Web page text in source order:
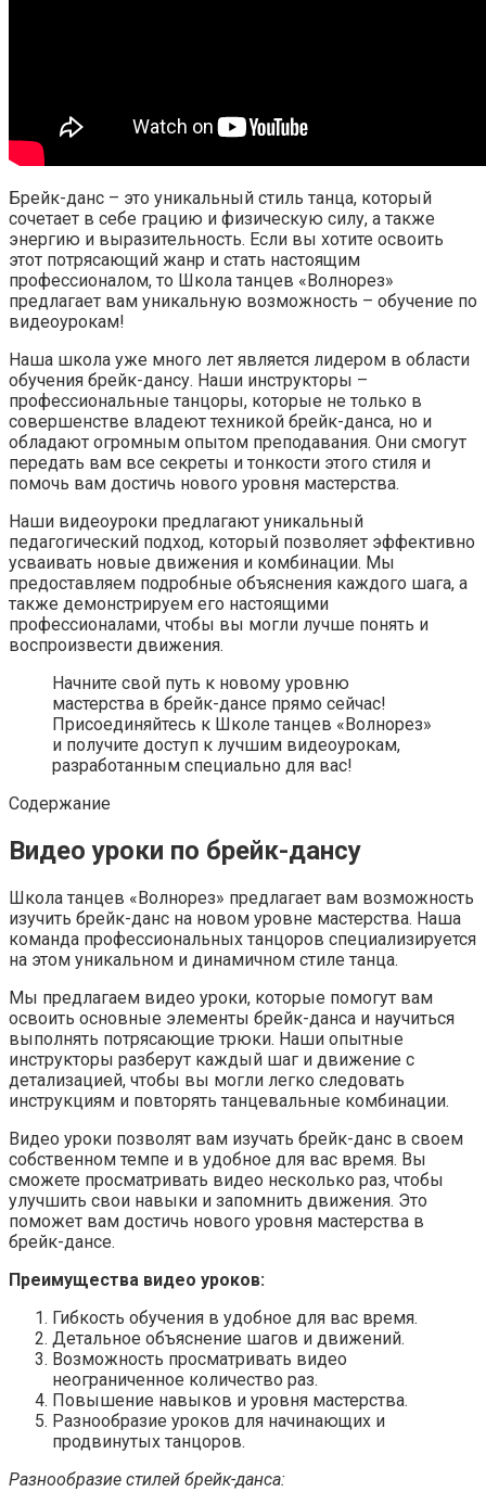
Брейк-данс – это уникальный стиль танца, который
сочетает в себе грацию и физическую силу, а также
энергию и выразительность. Если вы хотите освоить
этот потрясающий жанр и стать настоящим
профессионалом, то Школа танцев «Волнорез»
предлагает вам уникальную возможность – обучение по
видеоурокам!
Наша школа уже много лет является лидером в области
обучения брейк-дансу. Наши инструкторы –
профессиональные танцоры, которые не только в
совершенстве владеют техникой брейк-данса, но и
обладают огромным опытом преподавания. Они смогут
передать вам все секреты и тонкости этого стиля и
помочь вам достичь нового уровня мастерства.
Наши видеоуроки предлагают уникальный
педагогический подход, который позволяет эффективно
усваивать новые движения и комбинации. Мы
предоставляем подробные объяснения каждого шага, а
также демонстрируем его настоящими
профессионалами, чтобы вы могли лучше понять и
воспроизвести движения.
Начните свой путь к новому уровню
мастерства в брейк-дансе прямо сейчас!
Присоединяйтесь к Школе танцев «Волнорез»
и получите доступ к лучшим видеоурокам,
разработанным специально для вас!
Содержание
Видео уроки по брейк-дансу
Школа танцев «Волнорез» предлагает вам возможность
изучить брейк-данс на новом уровне мастерства. Наша
команда профессиональных танцоров специализируется
на этом уникальном и динамичном стиле танца.
Мы предлагаем видео уроки, которые помогут вам
освоить основные элементы брейк-данса и научиться
выполнять потрясающие трюки. Наши опытные
инструкторы разберут каждый шаг и движение с
детализацией, чтобы вы могли легко следовать
инструкциям и повторять танцевальные комбинации.
Видео уроки позволят вам изучать брейк-данс в своем
собственном темпе и в удобное для вас время. Вы
сможете просматривать видео несколько раз, чтобы
улучшить свои навыки и запомнить движения. Это
поможет вам достичь нового уровня мастерства в
брейк-дансе.
Преимущества видео уроков:
Гибкость обучения в удобное для вас время.
Детальное объяснение шагов и движений.
Возможность просматривать видео
неограниченное количество раз.
Повышение навыков и уровня мастерства.
Разнообразие уроков для начинающих и
продвинутых танцоров.
Разнообразие стилей брейк-данса: